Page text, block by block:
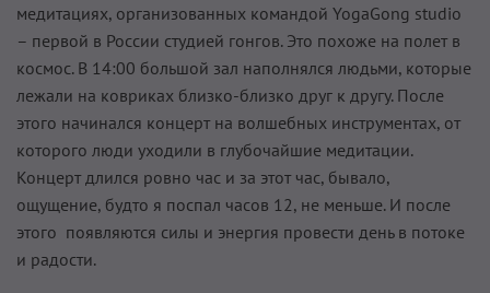
медитациях, организованных командой YogaGong studio
– первой в России студией гонгов. Это похоже на полет в
космос. В 14:00 большой зал наполнялся людьми, которые
лежали на ковриках близко-близко друг к другу. После
этого начинался концерт на волшебных инструментах, от
которого люди уходили в глубочайшие медитации.
Концерт длился ровно час и за этот час, бывало,
ощущение, будто я поспал часов 12, не меньше. И после
этого появляются силы и энергия провести день в потоке
и радости.